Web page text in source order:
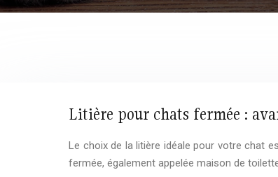
Litière pour chats fermée :
Le choix de la litière idéale pour votre chat
fermée, également appelée maison de